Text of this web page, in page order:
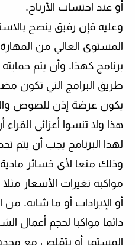
أو عند احتساب الأرباح.
وعليه فإن رفيق ينصح
المستوى العالي من المهارة
برنامج كهذا. وأن يتم
طريق البرامج التي تكون
يكون عرضة إذن للصوص
هذا ولا تنسوا أعزائي القراء
لهذا البرنامج يجب أن يتم
وذلك منعا لأي خسائر
مواكبة تغيرات الأسعار
أو الإيرادات أو ما شابه. من
دائما مواكبا لحجم أعمال
المستمر أو يتقلص مع